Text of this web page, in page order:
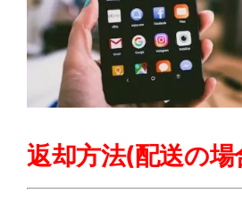
返却方法(配送の場